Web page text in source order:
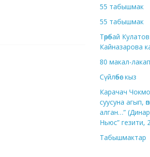
55 табышмак
55 табышмак
Төрөбай
Кайназарова
80 макал-лакап
Сүйлөбөс кыз
Карачач
суусуна агып,
алган…”
Ньюс” гезити,
Табышмактар